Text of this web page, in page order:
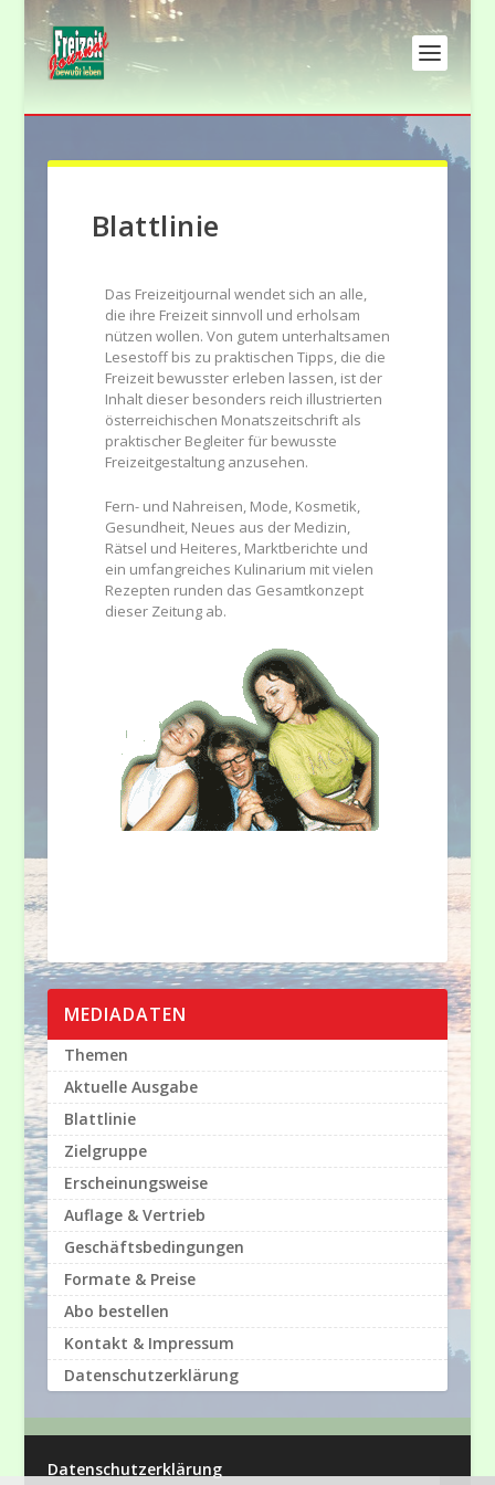
Blattlinie
Das Freizeitjournal wendet sich an alle,
die ihre Freizeit sinnvoll und erholsam
nützen wollen. Von gutem unterhaltsamen
Lesestoff bis zu praktischen Tipps, die die
Freizeit bewusster erleben lassen, ist der
Inhalt dieser besonders reich illustrierten
österreichischen Monatszeitschrift als
praktischer Begleiter für bewusste
Freizeitgestaltung anzusehen.
Fern- und Nahreisen, Mode, Kosmetik,
Gesundheit, Neues aus der Medizin,
Rätsel und Heiteres, Marktberichte und
ein umfangreiches Kulinarium mit vielen
Rezepten runden das Gesamtkonzept
dieser Zeitung ab.
MEDIADATEN
Themen
Aktuelle Ausgabe
Blattlinie
Zielgruppe
Erscheinungsweise
Auflage & Vertrieb
Geschäftsbedingungen
Formate & Preise
Abo bestellen
Kontakt & Impressum
Datenschutzerklärung
Datenschutzerklärung